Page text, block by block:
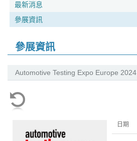
最新消息
參展資訊
參展資訊
Automotive Testing Expo Europe 2024
日期